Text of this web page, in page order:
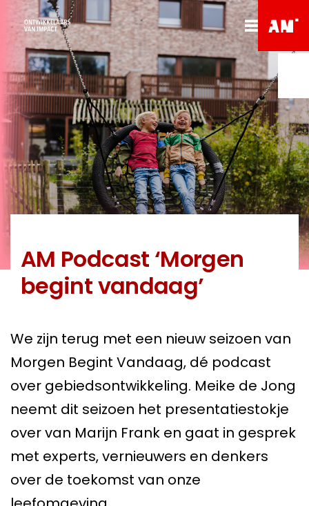
AM Podcast ‘Morgen
begint vandaag’
We zijn terug met een nieuw seizoen van
Morgen Begint Vandaag, dé podcast
over gebiedsontwikkeling. Meike de Jong
neemt dit seizoen het presentatiestokje
over van Marijn Frank en gaat in gesprek
met experts, vernieuwers en denkers
over de toekomst van onze